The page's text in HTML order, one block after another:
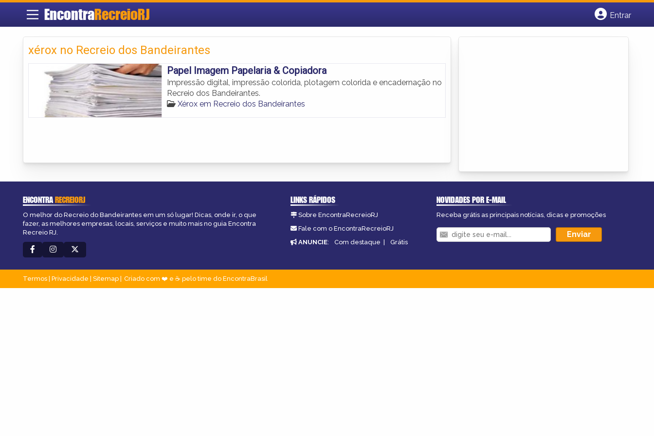
EncontraRecreioRJ
Entrar
xérox no Recreio dos Bandeirantes
Papel Imagem Papelaria & Copiadora
Impressão digital, impressão colorida, plotagem colorida e encadernação no
Recreio dos Bandeirantes.
Xérox em Recreio dos Bandeirantes
ENCONTRARECREIORJ
O melhor do Recreio do Bandeirantes em um só lugar! Dicas, onde ir, o que
fazer, as melhores empresas, locais, serviços e muito mais no guia Encontra
Recreio RJ.
LINKS RÁPIDOS
Sobre EncontraRecreioRJ
Fale com o EncontraRecreioRJ
ANUNCIE: Com destaque | Grátis
NOVIDADES POR E-MAIL
Receba grátis as principais notícias, dicas e promoções
Termos | Privacidade | Sitemap Criado com ❤️ e ☕ pelo time do EncontraBrasil